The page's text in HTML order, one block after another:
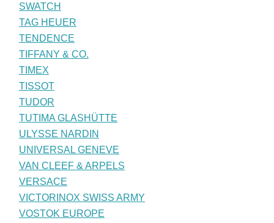
SWATCH
TAG HEUER
TENDENCE
TIFFANY & CO.
TIMEX
TISSOT
TUDOR
TUTIMA GLASHÜTTE
ULYSSE NARDIN
UNIVERSAL GENEVE
VAN CLEEF & ARPELS
VERSACE
VICTORINOX SWISS ARMY
VOSTOK EUROPE